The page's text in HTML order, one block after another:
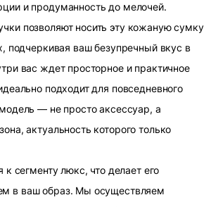
и продуманность до мелочей.
позволяют носить эту кожаную сумку
подчеркивая ваш безупречный вкус в
вас ждет просторное и практичное
подходит для повседневного
— не просто аксессуар, а
актуальность которого только
к сегменту люкс, что делает его
в ваш образ. Мы осуществляем